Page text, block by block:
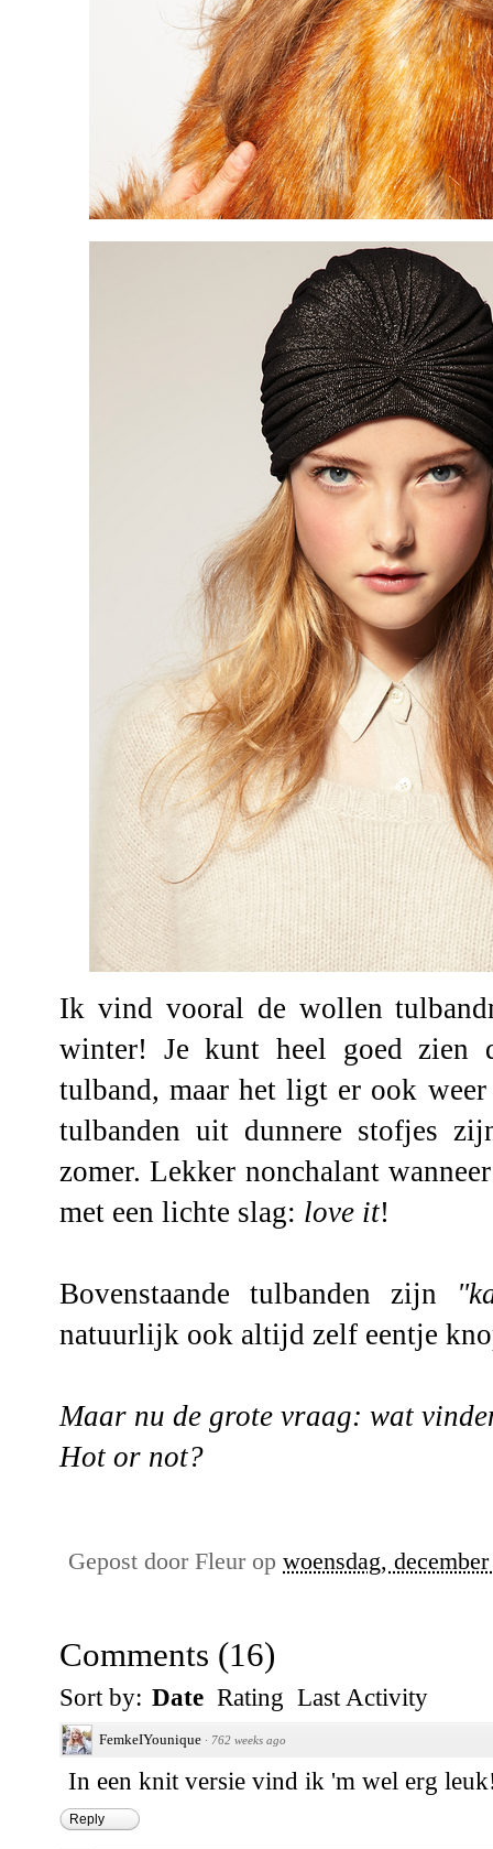
Ik vind vooral de wollen
winter! Je kunt heel goed zien
tulband, maar het ligt er ook
tulbanden uit dunnere stofjes
zomer. Lekker nonchalant
met een lichte slag: love it!
Bovenstaande tulbanden zijn
natuurlijk ook altijd zelf eentje
Maar nu de grote vraag: wat
Hot or not?
Gepost door Fleur op woensdag,
Comments (16)
Sort by: Date Rating Last Activity
FemkeIYounique · 762 weeks ago
In een knit versie vind ik 'm wel erg
Reply